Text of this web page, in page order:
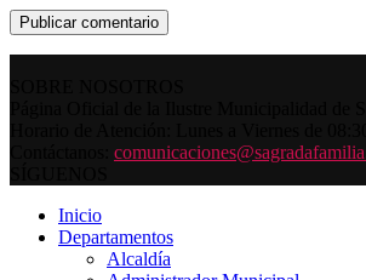
Inicio
Departamentos
Alcaldía